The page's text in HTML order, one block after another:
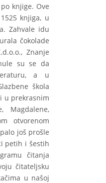
knjige. Ove
knjiga, u
Zahvale idu
čokolade
Znanje
su se da
a u
škola
u prekrasnim
Magdalene,
otvorenom
još prošle
petih i šestih
čitanja
čitateljsku
u našoj